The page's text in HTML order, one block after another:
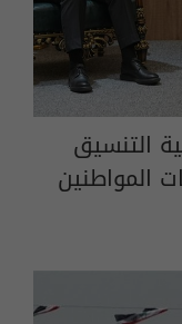
التنسيق
المواطنين